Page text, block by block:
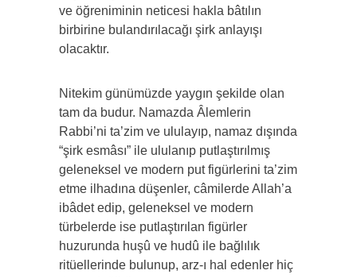
ve öğreniminin neticesi hakla bâtılın
birbirine bulandırılacağı şirk anlayışı
olacaktır.
Nitekim günümüzde yaygın şekilde olan
tam da budur. Namazda Âlemlerin
Rabbi’ni ta’zim ve ululayıp, namaz dışında
“şirk esmâsı” ile ululanıp putlaştırılmış
geleneksel ve modern put figürlerini ta’zim
etme ilhadına düşenler, câmilerde Allah’a
ibâdet edip, geleneksel ve modern
türbelerde ise putlaştırılan figürler
huzurunda huşû ve hudû ile bağlılık
ritüellerinde bulunup, arz-ı hal edenler hiç